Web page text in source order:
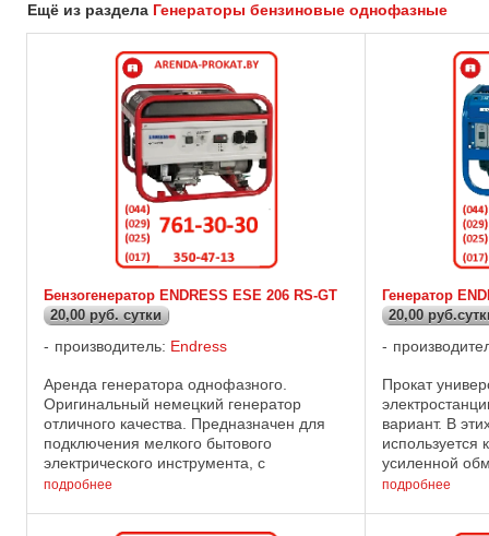
Ещё из раздела Генераторы бензиновые однофазные
Бензогенератор ENDRESS ESE 206 RS-GT
20,00 руб. сутки
производитель: Endress
Аренда генератора однофазного.
Оригинальный немецкий генератор
отличного качества. Предназначен для
подключения мелкого бытового
электрического инструмента, с
потреблением тока до двух киловатт.
подробнее
Генератор
20,00
Прокат
вариант. В
используется
усиленной
напряжения
подробнее